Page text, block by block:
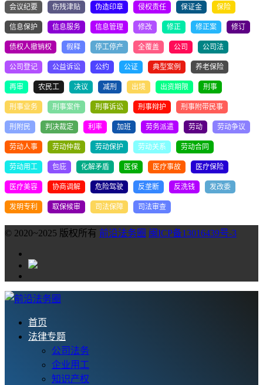
会议纪要 伤残津贴 伪造印章 侵权责任 保证金 保险
信息保护 信息服务 信息管理 修改 修正 修正案 修订
债权人撤销权 假释 停工停产 全覆盖 公司 公司法
公司登记 公益诉讼 公约 公证 典型案例 养老保险
再审 农民工 决议 减刑 出境 出资期限 刑事
刑事业务 刑事案件 刑事诉讼 刑事辩护 刑事附带民事
刑附民 判决裁定 利率 加班 劳务派遣 劳动 劳动争议
劳动人事 劳动仲裁 劳动保护 劳动关系 劳动合同
劳动用工 包庇 化解矛盾 医保 医疗事故 医疗保险
医疗美容 协商调解 危险驾驶 反垄断 反洗钱 发改委
发明专利 取保候审 司法保障 司法审查
© 2020~2025 版权所有 前沿法务圈 闽ICP备13016439号-3
首页
法律专题
公司法务
企业用工
知识产权